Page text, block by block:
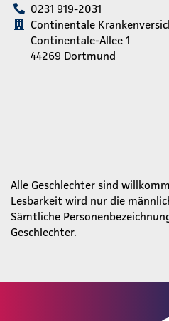
0231 919-2031
Continentale
Continentale-Allee 1
44269 Dortmund
Alle Geschlechter sind
Lesbarkeit wird nur die
Sämtliche
Geschlechter.